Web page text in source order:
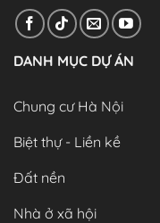
DANH MỤC DỰ ÁN
Chung cư Hà Nội
Biệt thự - Liền kề
Đất nền
Nhà ở xã hội